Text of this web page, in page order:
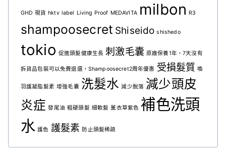
GHD 現貨 hktv label Living Proof MEDAVITA milbon R3
shampoosecret Shiseido shishedo
tokio 促進頭髮健康生長 刺激毛囊 原廠保養1年，7天沒有
拆貨品包裝可以免費退還，Shampoosecret2周年優惠 受損髮質 喚
羽護凝脂髮素 增強毛囊 洗髮水 減少脫落 減少頭皮
炎症 發尾油 粗硬頭髮 細軟髮 薰衣草紫色 補色洗頭
水 護色 護髮素 防止頭髮稀疏